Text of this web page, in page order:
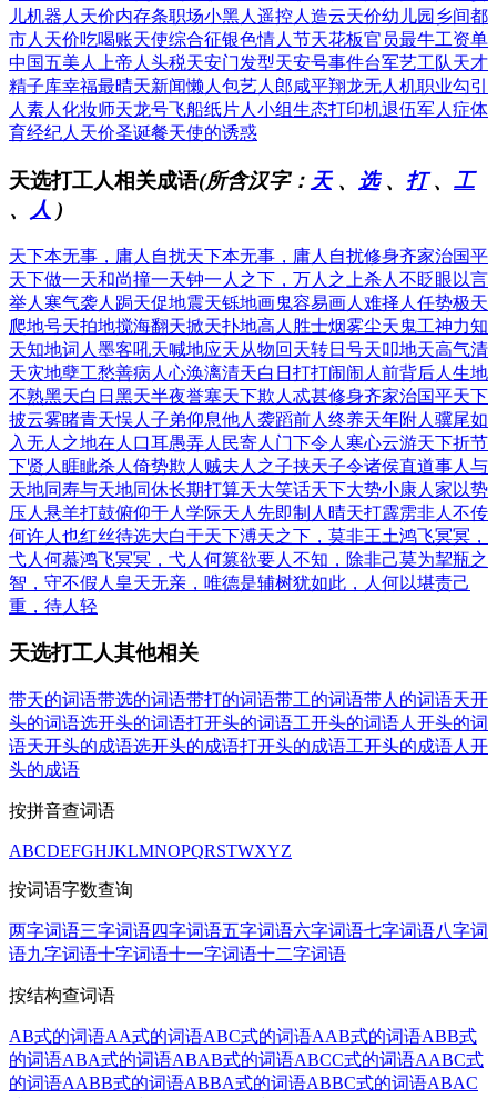
儿机器人 天价内存条职场小黑人 遥控人造云天价幼儿园 乡间都
市人 天价吃喝账天使综合征银色情人节天花板官员最牛工资单
中国五美人
上帝人头税天安门发型天安号事件台军艺工队天才
精子库幸福最晴天新闻懒人包艺人郎咸平翔龙无人机职业勾引
人 素人化妆师天龙号飞船纸片人小组生态打印机退伍军人症体
育经纪人 天价圣诞餐天使的诱惑
天选打工人相关成语(所含汉字： 天、 选、 打、 工
、
人 )
天下本无事，庸人自扰天下本无事，庸人自扰修身齐家治国平
天下做一天和尚撞一天钟一人之下，万人之上杀人不眨眼 以言
举人 寒气袭人 跼天促地震天铄地画鬼容易画人难择人任势极天
爬地号天拍地搅海翻天掀天扑地高人胜士烟雾尘天鬼工神力知
天知地词人墨客吼天喊地应天从物回天转日 号天叩地天高气清
天灾地孽工愁善病 人心涣漓清天白日 打打闹闹 人前背后人生地
不熟黑天白日 黑天半夜誉塞天下欺人忒甚修身齐家治国平天下
披云雾睹青天悮人子弟仰息他人 袭蹈前人 终养天年附人骥尾如
入无人之地在人口耳愚弄人民寄人门下令人寒心云游天下折节
下贤人 睚眦杀人 倚势欺人 贼夫人之子挟天子令诸侯直道事人 与
天地同寿与天地同休长期打算天大笑话天下大势小康人家 以势
压人 悬羊打鼓俯仰于人 学际天人 先即制人 晴天打霹雳非人不传
何许人也红丝待选大白于天下溥天之下，莫非王土鸿飞冥冥，
弋人何慕鸿飞冥冥，弋人何篡欲要人不知，除非己莫为挈瓶之
智，守不假人 皇天无亲，唯德是辅树犹如此，人何以堪责己
重，待人轻
天选打工人其他相关
带天的词语带选的词语带打的词语带工的词语带人的词语天开
头的词语选开头的词语打开头的词语工开头的词语人开头的词
语天开头的成语选开头的成语打开头的成语工开头的成语人开
头的成语
按拼音查词语
ABCDEFGHJKLMNOPQRSTWXYZ
按词语字数查询
两字词语三字词语四字词语五字词语六字词语七字词语八字词
语九字词语十字词语十一字词语十二字词语
按结构查词语
AB式的词语AA式的词语ABC式的词语AAB式的词语ABB式
的词语ABA式的词语ABAB式的词语ABCC式的词语AABC式
的词语AABB式的词语ABBA式的词语ABBC式的词语ABAC